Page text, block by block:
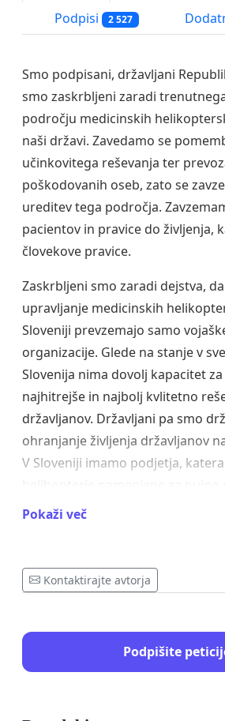
Podpisi 2 527
Smo podpisani, državljani
smo zaskrbljeni zaradi
področju medicinskih
naši državi. Zavedamo se
učinkovitega reševanja ter
poškodovanih oseb, zato se
ureditev tega področja.
pacientov in pravice do življenja,
človekove pravice.
Zaskrbljeni smo zaradi dejstva,
upravljanje medicinskih
Sloveniji prevzemajo samo
organizacije. Glede na stanje v
Slovenija nima dovolj kapacitet
najhitrejše in najbolj kvlitetno
državljanov. Državljani pa smo
ohranjanje življenja državljanov
V Sloveniji imamo podjetja,
helikoptersko reševanje
organizacijam, ter gospodarskim
zagotavljajo te ključne storitve.
področjih, ki presegajo zgolj
letalstva.
Pokaži več
Kontaktirajte avtorja
Podpišite